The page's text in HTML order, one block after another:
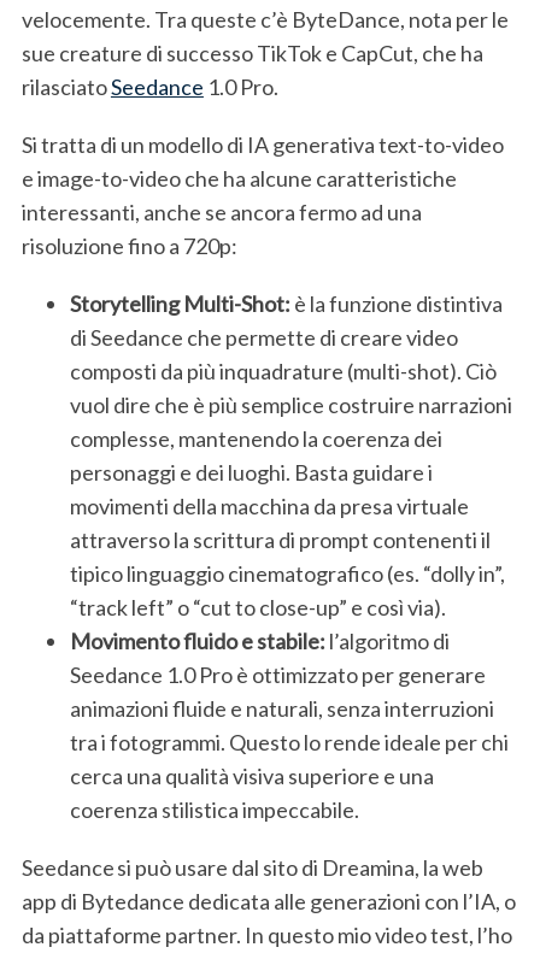
velocemente. Tra queste c’è ByteDance, nota per le
sue creature di successo TikTok e CapCut, che ha
rilasciatoSeedance 1.0 Pro.
Si tratta di un modello di IA generativa text-to-video
e image-to-video che ha alcune caratteristiche
interessanti, anche se ancora fermo ad una
risoluzione fino a 720p:
Storytelling Multi-Shot: è la funzione distintiva
di Seedance che permette di creare video
composti da più inquadrature (multi-shot). Ciò
vuol dire che è più semplice costruire narrazioni
complesse, mantenendo la coerenza dei
personaggi e dei luoghi. Basta guidare i
movimenti della macchina da presa virtuale
attraverso la scrittura di prompt contenenti il
tipico linguaggio cinematografico (es. “dolly in”,
“track left” o “cut to close-up” e così via).
Movimento fluido e stabile: l’algoritmo di
Seedance 1.0 Pro è ottimizzato per generare
animazioni fluide e naturali, senza interruzioni
tra i fotogrammi. Questo lo rende ideale per chi
cerca una qualità visiva superiore e una
coerenza stilistica impeccabile.
Seedance si può usare dal sito di Dreamina, la web
app di Bytedance dedicata alle generazioni con l’IA, o
da piattaforme partner. In questo mio video test, l’ho